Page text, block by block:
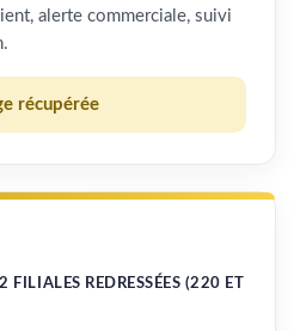
alerte commerciale, suivi
récupérée
FILIALES REDRESSÉES (220 ET